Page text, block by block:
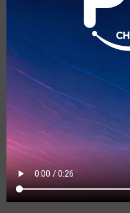
Manuel
Gerente de